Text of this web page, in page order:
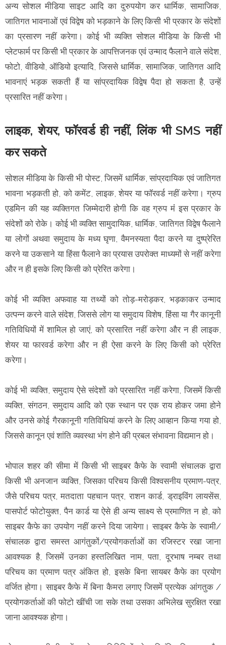
अन्य सोशल मीडिया साइट आदि का दुरुपयोग कर धार्मिक, सामाजिक,
जातिगत भावनाओं एवं विद्वेष को भड़काने के लिए किसी भी प्रकार के संदेशों
का प्रसारण नहीं करेगा। कोई भी व्यक्ति सोशल मीडिया के किसी भी
प्लेटफार्म पर किसी भी प्रकार के आपत्तिजनक एवं उन्माद फैलाने वाले संदेश,
फोटो, वीडियो, ऑडियो इत्यादि, जिससे धार्मिक, सामाजिक, जातिगत आदि
भावनाएं भड़क सकती हैं या सांप्रदायिक विद्वेष पैदा हो सकता है, उन्हें
प्रसारित नहीं करेगा।
लाइक, शेयर, फॉरवर्ड ही नहीं, लिंक भी SMS नहीं
कर सकते
सोशल मीडिया के किसी भी पोस्ट, जिसमें धार्मिक, सांप्रदायिक एवं जातिगत
भावना भड़कती हो, को कमेंट, लाइक, शेयर या फॉरवर्ड नहीं करेगा। ग्रुप
एडमिन की यह व्यक्तिगत जिम्मेदारी होगी कि वह ग्रुप मंं इस प्रकार के
संदेशों को रोके। कोई भी व्यक्ति सामुदायिक, धार्मिक, जातिगत विद्वेष फैलाने
या लोगों अथवा समुदाय के मध्य घृणा, वैमनस्यता पैदा करने या दुष्प्रेरित
करने या उकसाने या हिंसा फैलाने का प्रयास उपरोक्त माध्यमों से नहीं करेगा
और न ही इसके लिए किसी को प्रेरित करेगा।
कोई भी व्यक्ति अफवाह या तथ्यों को तोड़-मरोड़कर, भड़काकर उन्माद
उत्पन्न करने वाले संदेश, जिससे लोग या समुदाय विशेष, हिंसा या गैर कानूनी
गतिविधियों में शामिल हो जाएं, को प्रसारित नहीं करेगा और न ही लाइक,
शेयर या फारवर्ड करेगा और न ही ऐसा करने के लिए किसी को प्रेरित
करेगा।
कोई भी व्यक्ति, समुदाय ऐसे संदेशों को प्रसारित नहीं करेगा, जिसमें किसी
व्यक्ति, संगठन, समुदाय आदि को एक स्थान पर एक राय होकर जमा होने
और उनसे कोई गैरकानूनी गतिविधियां करने के लिए आव्हान किया गया हो,
जिससे कानून एवं शांति व्यवस्था भंग होने की प्रबल संभावना विद्यमान हो।
भोपाल शहर की सीमा में किसी भी साइबर कैफे के स्वामी संचालक द्वारा
किसी भी अनजान व्यक्ति, जिसका परिचय किसी विश्वसनीय प्रमाण-पत्र,
जैसे परिचय पत्र, मतदाता पहचान पत्र, राशन कार्ड, ड्राइविंग लायसेंस,
पासपोर्ट फोटोयुक्त, पैन कार्ड या ऐसे ही अन्य साक्ष्य से प्रमाणित न हो, को
साइबर कैफे का उपयोग नहीं करने दिया जायेगा। साइबर कैफे के स्वामी/
संचालक द्वारा समस्त आगंतुकों/प्रयोगकर्ताओं का रजिस्टर रखा जाना
आवश्यक है, जिसमें उनका हस्तलिखित नाम, पता, दूरभाष नम्बर तथा
परिचय का प्रमाण पत्र अंकित हो, इसके बिना सायबर कैफे का प्रयोग
वर्जित होगा। साइबर कैफे में बिना कैमरा लगाए जिसमें प्रत्येक आंगतुक /
प्रयोगकर्ताओं की फोटो खींची जा सके तथा उसका अभिलेख सुरक्षित रखा
जाना आवश्यक होगा।